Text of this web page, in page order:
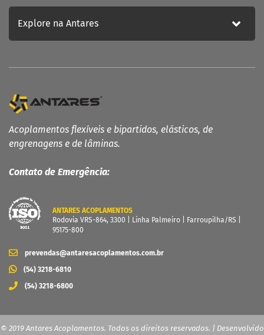
Acoplamentos flexíveis e bipartidos, elásticos, de
engrenagens e de lâminas.
Contato de Emergência:
ANTARES ACOPLAMENTOS
Rodovia VRS-864, 3300 | Linha Palmeiro | Farroupilha/RS |
95175-800
prevendas@antaresacoplamentos.com.br
(54) 3218-6810
(54) 3218-6800
Explore na Antares
© 2019 Antares Acoplamentos. Todos os direitos reservados. | Desenvolvido